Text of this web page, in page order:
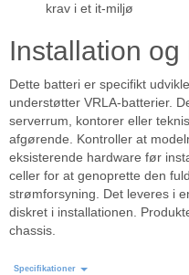
krav i et it-miljø
Installation
Dette batteri er specifikt
understøtter VRLA-batterier.
serverrum, kontorer eller
afgørende. Kontroller at
eksisterende hardware før
celler for at genoprette den
strømforsyning. Det leveres i
diskret i installationen.
chassis.
Specifikationer